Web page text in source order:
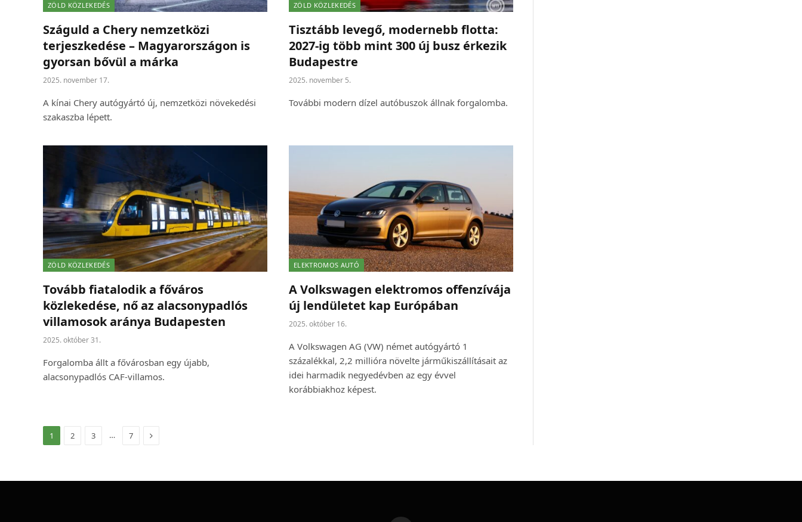
ZÖLD KÖZLEKEDÉS
Száguld a Chery nemzetközi
terjeszkedése – Magyarországon is
gyorsan bővül a márka
2025. november 17.
A kínai Chery autógyártó új, nemzetközi növekedési
szakaszba lépett.
ZÖLD KÖZLEKEDÉS
Tisztább levegő, modernebb flotta:
2027-ig több mint 300 új busz érkezik
Budapestre
2025. november 5.
További modern dízel autóbuszok állnak forgalomba.
ZÖLD KÖZLEKEDÉS
Tovább fiatalodik a főváros
közlekedése, nő az alacsonypadlós
villamosok aránya Budapesten
2025. október 31.
Forgalomba állt a fővárosban egy újabb,
alacsonypadlós CAF-villamos.
ELEKTROMOS AUTÓ
A Volkswagen elektromos offenzívája
új lendületet kap Európában
2025. október 16.
A Volkswagen AG (VW) német autógyártó 1
százalékkal, 2,2 millióra növelte járműkiszállításait az
idei harmadik negyedévben az egy évvel
korábbiakhoz képest.
1 2 3 … 7 Következő